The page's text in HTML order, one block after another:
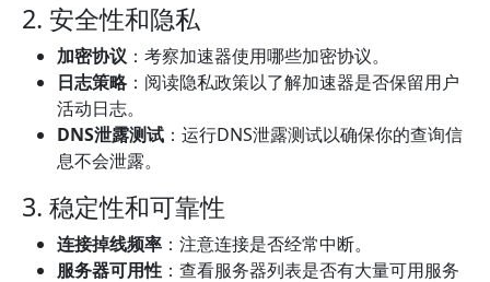
2. 安全性和隐私
加密协议 ：考察加速器使用哪些加密协议。
日志策略：阅读隐私政策以了解加速器是否保留用户
活动日志。
DNS泄露测试 ：运行DNS泄露测试以确保你的查询信
息不会泄露。
3. 稳定性和可靠性
连接掉线频率 ：注意连接是否经常中断。
服务器可用性 ：查看服务器列表是否有大量可用服务